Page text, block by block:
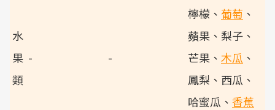
水
果
類
- -
檸檬、 葡萄 、
蘋果、梨子、
芒果、 木瓜 、
鳳梨、西瓜、
哈蜜瓜、 香蕉